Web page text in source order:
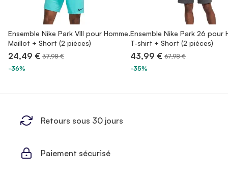
Ensemble Nike Park VIII pour Homme.
Maillot + Short (2 pièces)
24,49 € 37,98 €
-36%
Ensemble Nike Park 26 pour
T-shirt + Short (2 pièces)
43,99 € 67,98 €
-35%
Retours sous 30 jours
Paiement sécurisé